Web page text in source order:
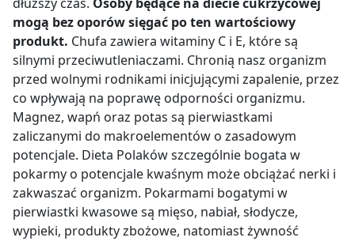
mogą bez oporów sięgać po ten wartościowy
produkt. Chufa zawiera witaminy C i E, które są
silnymi przeciwutleniaczami. Chronią nasz organizm
przed wolnymi rodnikami inicjującymi zapalenie, przez
co wpływają na poprawę odporności organizmu.
Magnez, wapń oraz potas są pierwiastkami
zaliczanymi do makroelementów o zasadowym
potencjale. Dieta Polaków szczególnie bogata w
pokarmy o potencjale kwaśnym może obciążać nerki i
zakwaszać organizm. Pokarmami bogatymi w
pierwiastki kwasowe są mięso, nabiał, słodycze,
wypieki, produkty zbożowe, natomiast żywność